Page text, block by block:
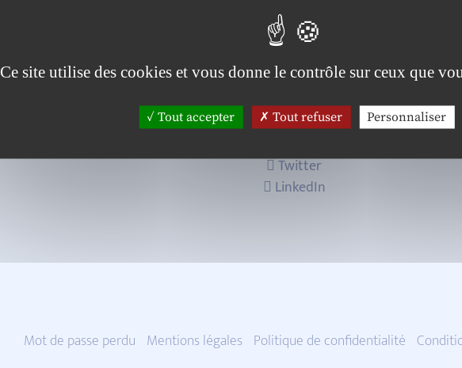
Twitter
LinkedIn
Mot de passe perdu Mentions légales Politique de confidentialité
Ce site utilise des cookies et vous donne le contrôle sur ceux que
Tout accepter Tout refuser Personnaliser